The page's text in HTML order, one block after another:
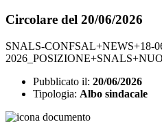
Circolare del 20/06/2026
SNALS-CONFSAL+NEWS+18-
Pubblicato il: 20/06/2026
Tipologia: Albo sindacale